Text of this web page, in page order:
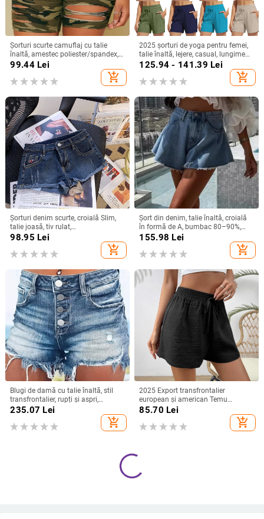
Șorturi scurte camuflaj cu talie
înaltă, amestec poliester/spandex,
lungime cinci sferturi, sezon iarnă
99.44Lei
add_shopping_cart
2025 șorturi de yoga pentru femei,
talie înaltă, lejere, casual, lungime
trei sferturi
125.94 - 141.39 Lei
add_shopping_cart
Șorturi denim scurte, croială Slim,
talie joasă, tiv rulat,
microelasticitate
98.95 Lei
add_shopping_cart
Șort din denim, talie înaltă, croială
în formă de A, bumbac 80–90%,
grosime medie
155.98 Lei
add_shopping_cart
Blugi de damă cu talie înaltă, stil
transfrontalier, rupți și aspri,
mărime plus, vânzare 2024,
pantaloni scurți din denim, asortați,
cu personalitate și talie înaltă
235.07 Lei
add_shopping_cart
2025 Export transfrontalier
european și american Temu
Amazon Teg Tok Pantaloni scurți
eleganți texturați din bumbac și in,
cu talie înnodată
85.70 Lei
add_shopping_cart